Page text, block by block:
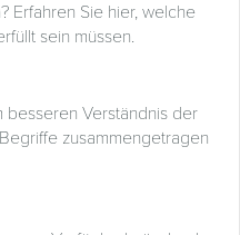
Erfahren Sie hier, welche
sein müssen.
besseren Verständnis der
zusammengetragen